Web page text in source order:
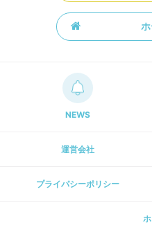
NEWS
運営会社
プライパシーポリシー